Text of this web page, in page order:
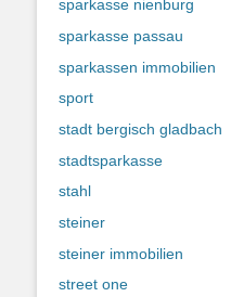
sparkasse nienburg
sparkasse passau
sparkassen immobilien
sport
stadt bergisch gladbach
stadtsparkasse
stahl
steiner
steiner immobilien
street one